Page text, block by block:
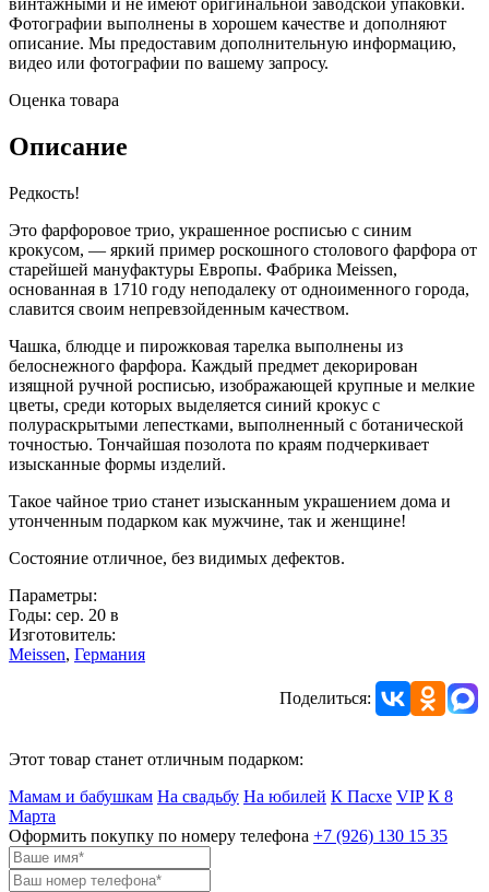
Фотографии выполнены в хорошем качестве и дополняют
описание. Мы предоставим дополнительную информацию,
видео или фотографии по вашему запросу.
Оценка товара
Описание
Редкость!
Это фарфоровое трио, украшенное росписью с синим
крокусом, — яркий пример роскошного столового фарфора от
старейшей мануфактуры Европы. Фабрика Meissen,
основанная в 1710 году неподалеку от одноименного города,
славится своим непревзойденным качеством.
Чашка, блюдце и пирожковая тарелка выполнены из
белоснежного фарфора. Каждый предмет декорирован
изящной ручной росписью, изображающей крупные и мелкие
цветы, среди которых выделяется синий крокус с
полураскрытыми лепестками, выполненный с ботанической
точностью. Тончайшая позолота по краям подчеркивает
изысканные формы изделий.
Такое чайное трио станет изысканным украшением дома и
утонченным подарком как мужчине, так и женщине!
Состояние отличное, без видимых дефектов.
Параметры:
Годы: сер. 20 в
Изготовитель:
Meissen, Германия
Поделиться:
Этот товар станет отличным подарком:
Мамам и бабушкам На свадьбу На юбилей К Пасхе VIP К 8
Марта
Оформить покупку по номеру телефона +7 (926) 130 15 35